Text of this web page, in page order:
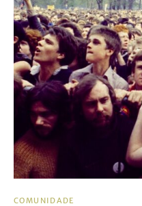
COMUNIDADE